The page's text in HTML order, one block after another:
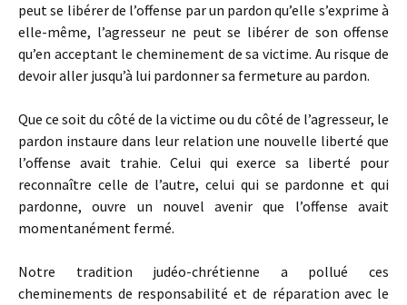
peut se libérer de l’offense par un pardon qu’elle s’exprime à
elle-même, l’agresseur ne peut se libérer de son offense
qu’en acceptant le cheminement de sa victime. Au risque de
devoir aller jusqu’à lui pardonner sa fermeture au pardon.
Que ce soit du côté de la victime ou du côté de l’agresseur, le
pardon instaure dans leur relation une nouvelle liberté que
l’offense avait trahie. Celui qui exerce sa liberté pour
reconnaître celle de l’autre, celui qui se pardonne et qui
pardonne, ouvre un nouvel avenir que l’offense avait
momentanément fermé.
Notre tradition judéo-chrétienne a pollué ces
cheminements de responsabilité et de réparation avec le